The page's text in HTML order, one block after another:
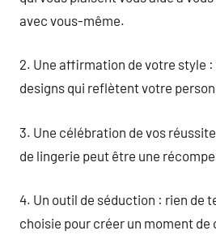
avec vous-même.
2. Une affirmation de votre style
designs qui reflètent votre
3. Une célébration de vos
de lingerie peut être une
4. Un outil de séduction : rien de
choisie pour créer un moment